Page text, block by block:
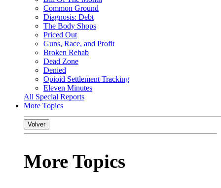
Common Ground
Diagnosis: Debt
The Body Shops
Priced Out
Guns, Race, and Profit
Broken Rehab
Dead Zone
Denied
Opioid Settlement Tracking
Eleven Minutes
All Special Reports
More Topics
Volver
More Topics